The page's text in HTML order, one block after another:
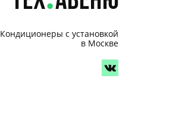
Кондиционеры с установкой
в Москве